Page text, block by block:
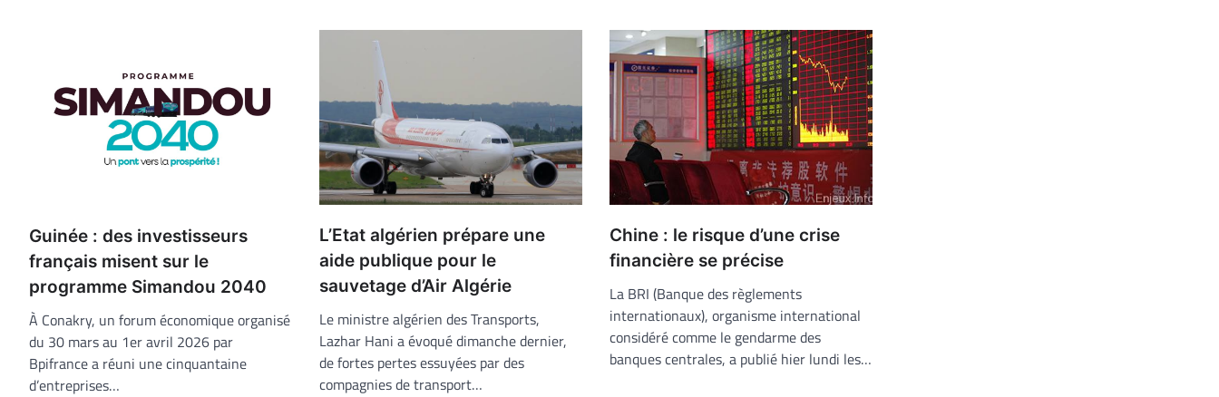
Guinée : des investisseurs
français misent sur le
programme Simandou 2040
À Conakry, un forum économique organisé
du 30 mars au 1er avril 2026 par
Bpifrance a réuni une cinquantaine
d’entreprises…
L’Etat algérien prépare une
aide publique pour le
sauvetage d’Air Algérie
Le ministre algérien des Transports,
Lazhar Hani a évoqué dimanche dernier,
de fortes pertes essuyées par des
compagnies de transport…
Chine : le risque d’une crise
financière se précise
La BRI (Banque des règlements
internationaux), organisme international
considéré comme le gendarme des
banques centrales, a publié hier lundi les…